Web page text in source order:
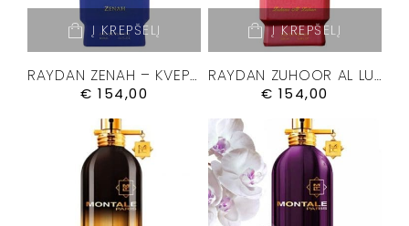
Į KREPŠELĮ
RAYDAN ZENAH – KVEPALAI 100ML.
€ 154,00
Į KREPŠELĮ
RAYDAN ZUHOOR AL LUBAN – KVEPALAI 100ML.
€ 154,00